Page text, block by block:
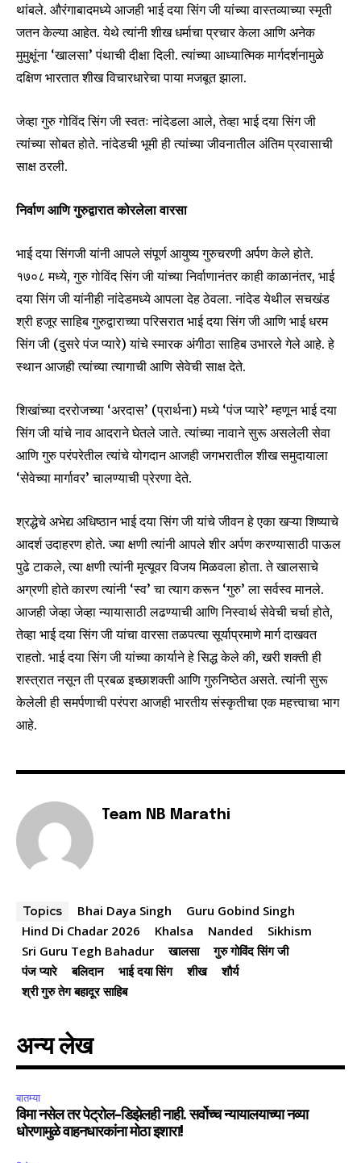
थांबले. औरंगाबादमध्ये आजही भाई दया सिंग जी यांच्या वास्तव्याच्या स्मृती
जतन केल्या आहेत. येथे त्यांनी शीख धर्माचा प्रचार केला आणि अनेक
मुमुक्षूंना ‘खालसा’ पंथाची दीक्षा दिली. त्यांच्या आध्यात्मिक मार्गदर्शनामुळे
दक्षिण भारतात शीख विचारधारेचा पाया मजबूत झाला.
जेव्हा गुरु गोविंद सिंग जी स्वतः नांदेडला आले, तेव्हा भाई दया सिंग जी
त्यांच्या सोबत होते. नांदेडची भूमी ही त्यांच्या जीवनातील अंतिम प्रवासाची
साक्ष ठरली.
निर्वाण आणि गुरुद्वारात कोरलेला वारसा
भाई दया सिंगजी यांनी आपले संपूर्ण आयुष्य गुरुचरणी अर्पण केले होते.
१७०८ मध्ये, गुरु गोविंद सिंग जी यांच्या निर्वाणानंतर काही काळानंतर, भाई
दया सिंग जी यांनीही नांदेडमध्ये आपला देह ठेवला. नांदेड येथील सचखंड
श्री हजूर साहिब गुरुद्वाराच्या परिसरात भाई दया सिंग जी आणि भाई धरम
सिंग जी (दुसरे पंज प्यारे) यांचे स्मारक अंगीठा साहिब उभारले गेले आहे. हे
स्थान आजही त्यांच्या त्यागाची आणि सेवेची साक्ष देते.
शिखांच्या दररोजच्या ‘अरदास’ (प्रार्थना) मध्ये ‘पंज प्यारे’ म्हणून भाई दया
सिंग जी यांचे नाव आदराने घेतले जाते. त्यांच्या नावाने सुरू असलेली सेवा
आणि गुरु परंपरेतील त्यांचे योगदान आजही जगभरातील शीख समुदायाला
‘सेवेच्या मार्गावर’ चालण्याची प्रेरणा देते.
श्रद्धेचे अभेद्य अधिष्ठान भाई दया सिंग जी यांचे जीवन हे एका खऱ्या शिष्याचे
आदर्श उदाहरण होते. ज्या क्षणी त्यांनी आपले शीर अर्पण करण्यासाठी पाऊल
पुढे टाकले, त्या क्षणी त्यांनी मृत्यूवर विजय मिळवला होता. ते खालसाचे
अग्रणी होते कारण त्यांनी ‘स्व’ चा त्याग करून ‘गुरु’ ला सर्वस्व मानले.
आजही जेव्हा जेव्हा न्यायासाठी लढण्याची आणि निस्वार्थ सेवेची चर्चा होते,
तेव्हा भाई दया सिंग जी यांचा वारसा तळपत्या सूर्याप्रमाणे मार्ग दाखवत
राहतो. भाई दया सिंग जी यांच्या कार्याने हे सिद्ध केले की, खरी शक्ती ही
शस्त्रात नसून ती प्रबळ इच्छाशक्ती आणि गुरुनिष्ठेत असते. त्यांनी सुरू
केलेली ही समर्पणाची परंपरा आजही भारतीय संस्कृतीचा एक महत्त्वाचा भाग
आहे.
Team NB Marathi
Topics Bhai Daya Singh
Guru Gobind Singh
Hind Di Chadar 2026
Khalsa Nanded
Sikhism
Sri Guru Tegh Bahadur
खालसा
गुरु गोविंद सिंग जी
पंज प्यारे
बलिदान भाई दया सिंग शीख
शौर्य
श्री गुरु तेग बहादूर साहिब
अन्य लेख
बातम्या
विमा नसेल तर पेट्रोल-डिझेलही नाही. सर्वोच्च न्यायालयाच्या नव्या
धोरणामुळे वाहनधारकांना मोठा इशारा!